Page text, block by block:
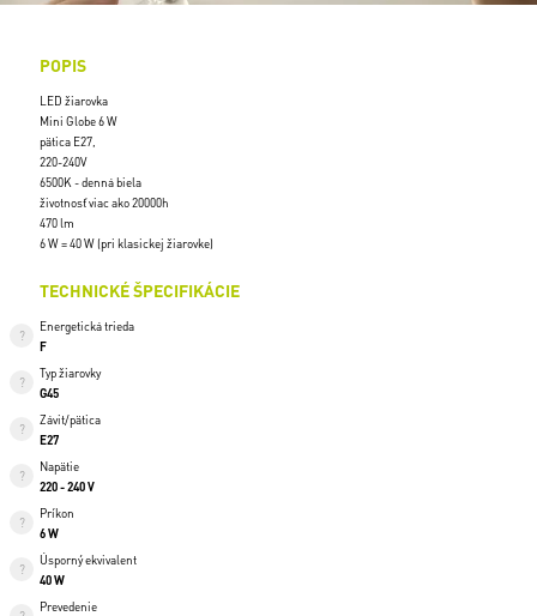
POPIS
LED žiarovka
Mini Globe 6 W
pätica E27,
220-240V
6500K - denná biela
životnosť viac ako 20000h
470 lm
6 W = 40 W (pri klasickej žiarovke)
TECHNICKÉ ŠPECIFIKÁCIE
Energetická trieda
F
Typ žiarovky
G45
Závit/pätica
E27
Napätie
220 - 240 V
Príkon
6 W
Úsporný ekvivalent
40 W
Prevedenie